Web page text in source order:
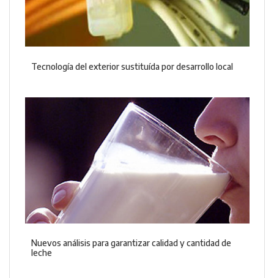
Tecnología del exterior sustituída por desarrollo local
Nuevos análisis para garantizar calidad y cantidad de
leche